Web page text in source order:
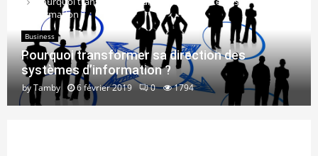
d’information ?
Business
Pourquoi transformer sa direction des
systèmes d’information ?
byTamby 6 février 2019 0 1794